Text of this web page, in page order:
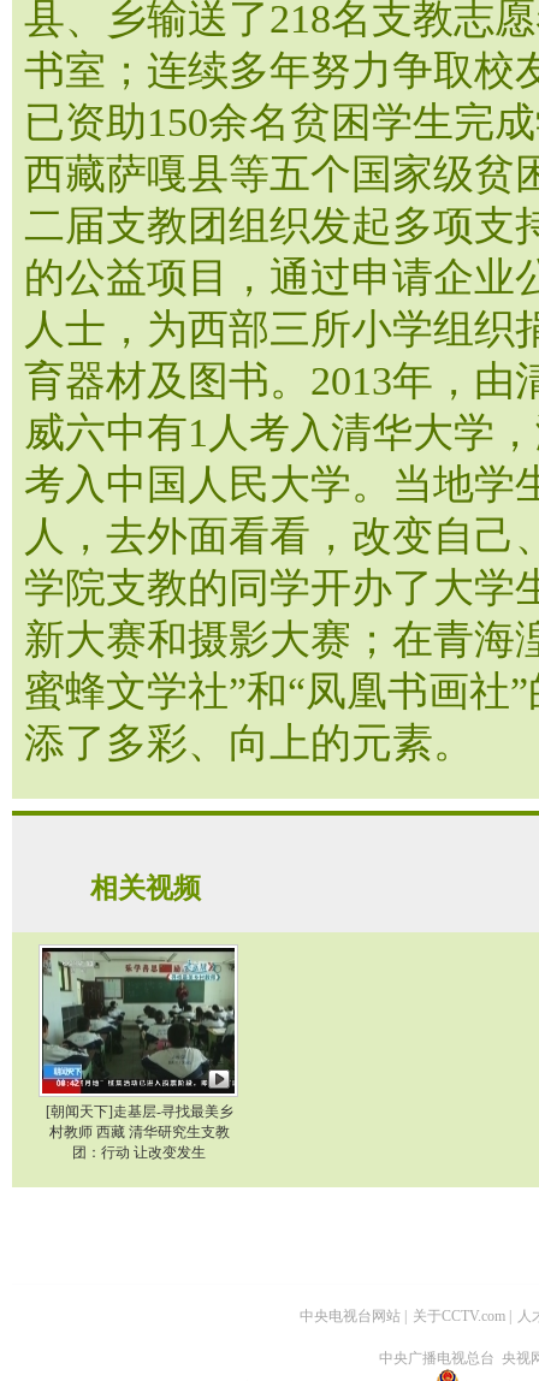
县、乡输送了218名支教志
书室；连续多年努力争取校
已资助150余名贫困学生完
西藏萨嘎县等五个国家级贫
二届支教团组织发起多项支
的公益项目，通过申请企业
人士，为西部三所小学组织
育器材及图书。2013年，
威六中有1人考入清华大学
考入中国人民大学。当地学
人，去外面看看，改变自己
学院支教的同学开办了大学
新大赛和摄影大赛；在青海
蜜蜂文学社”和“凤凰书画社
添了多彩、向上的元素。
相关视频
[朝闻天下]走基层-寻找最美乡
村教师 西藏 清华研究生支教
团：行动 让改变发生
中央电视台网站 关于CCTV.com 人
中央广播电视总台 央视